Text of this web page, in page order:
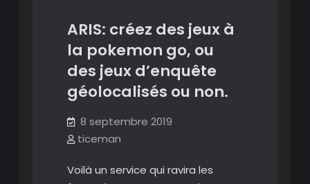
ARIS: créez des jeux à
la pokemon go, ou
des jeux d’enquête
géolocalisés ou non.
8 septembre 2019
ticeman
Voilà un service qui ravira les